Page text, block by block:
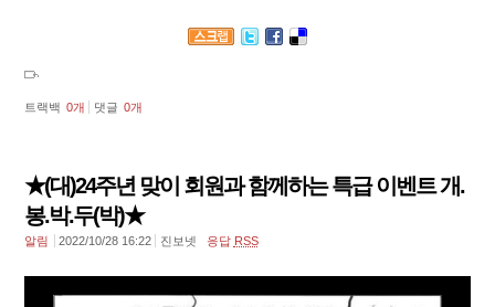
트랙백 0개 댓글 0개
★(대)24주년 맞이 회원과 함께하는 특급 이벤트 개.
봉.박.두(박)★
알림 2022/10/28 16:22 진보넷 응답 RSS